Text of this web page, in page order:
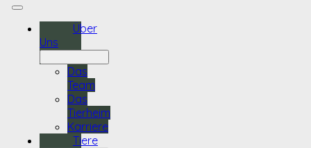
Über
Uns
Das
Team
Das
Tierheim
Karriere
Tiere